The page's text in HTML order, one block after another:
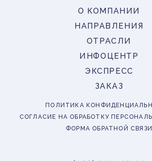
О КОМПАНИИ
НАПРАВЛЕНИЯ
ОТРАСЛИ
ИНФОЦЕНТР
ЭКСПРЕСС
ЗАКАЗ
ПОЛИТИКА
СОГЛАСИЕ НА ОБРАБОТКУ
ФОРМА ОБРАТНОЙ СВЯЗИ